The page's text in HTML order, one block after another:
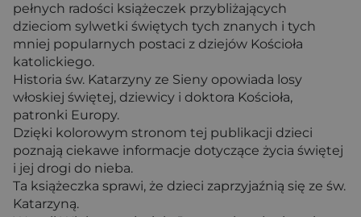
pełnych radości książeczek przybliżających
dzieciom sylwetki świętych tych znanych i tych
mniej popularnych postaci z dziejów Kościoła
katolickiego.
Historia św. Katarzyny ze Sieny opowiada losy
włoskiej świętej, dziewicy i doktora Kościoła,
patronki Europy.
Dzięki kolorowym stronom tej publikacji dzieci
poznają ciekawe informacje dotyczące życia świętej
i jej drogi do nieba.
Ta książeczka sprawi, że dzieci zaprzyjaźnią się ze św.
Katarzyną.